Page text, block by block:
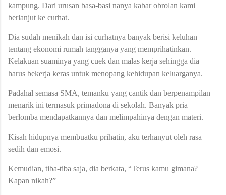
kampung. Dari urusan basa-basi nanya kabar obrolan kami
berlanjut ke curhat.
Dia sudah menikah dan isi curhatnya banyak berisi keluhan
tentang ekonomi rumah tangganya yang memprihatinkan.
Kelakuan suaminya yang cuek dan malas kerja sehingga dia
harus bekerja keras untuk menopang kehidupan keluarganya.
Padahal semasa SMA, temanku yang cantik dan berpenampilan
menarik ini termasuk primadona di sekolah. Banyak pria
berlomba mendapatkannya dan melimpahinya dengan materi.
Kisah hidupnya membuatku prihatin, aku terhanyut oleh rasa
sedih dan emosi.
Kemudian, tiba-tiba saja, dia berkata, “Terus kamu gimana?
Kapan nikah?”